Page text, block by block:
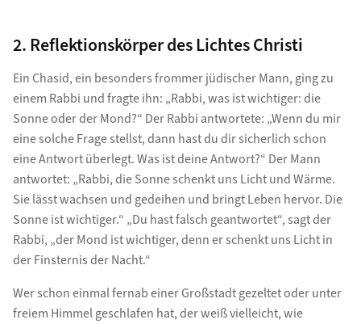
2. Reflektionskörper des Lichtes Christi
Ein Chasid, ein besonders frommer jüdischer Mann, ging zu
einem Rabbi und fragte ihn: „Rabbi, was ist wichtiger: die
Sonne oder der Mond?“ Der Rabbi antwortete: „Wenn du mir
eine solche Frage stellst, dann hast du dir sicherlich schon
eine Antwort überlegt. Was ist deine Antwort?“ Der Mann
antwortet: „Rabbi, die Sonne schenkt uns Licht und Wärme.
Sie lässt wachsen und gedeihen und bringt Leben hervor. Die
Sonne ist wichtiger.“ „Du hast falsch geantwortet“, sagt der
Rabbi, „der Mond ist wichtiger, denn er schenkt uns Licht in
der Finsternis der Nacht.“
Wer schon einmal fernab einer Großstadt gezeltet oder unter
freiem Himmel geschlafen hat, der weiß vielleicht, wie